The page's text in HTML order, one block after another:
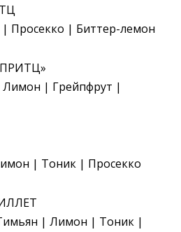
Просекко | Биттер-лемон
| Грейпфрут |
| Тоник | Просекко
| Лимон | Тоник |